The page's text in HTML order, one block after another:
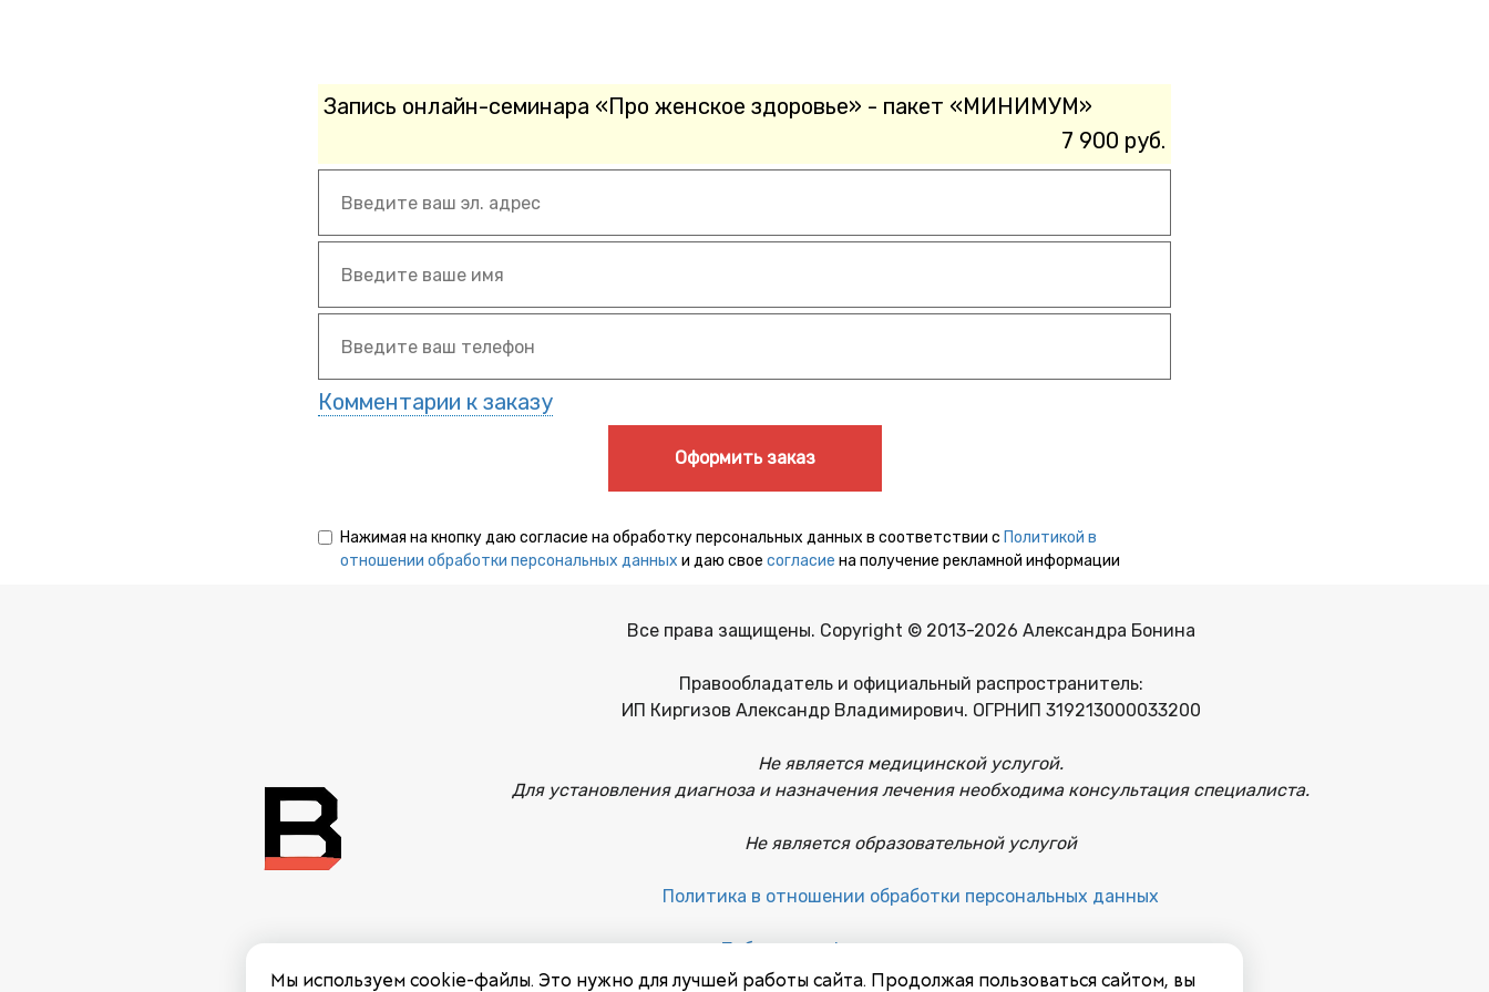
Запись онлайн-семинара «Про женское здоровье» - пакет «МИНИМУМ»
7 900 руб.
Комментарии к заказу
Оформить заказ
Нажимая на кнопку даю согласие на обработку персональных данных в соответствии с Политикой в
отношении обработки персональных данных и даю свое согласие на получение рекламной информации
Все права защищены. Copyright © 2013-2026 Александра Бонина
Правообладатель и официальный распространитель:
ИП Киргизов Александр Владимирович. ОГРНИП 319213000033200
Не является медицинской услугой.
Для установления диагноза и назначения лечения необходима консультация специалиста.
Не является образовательной услугой
Политика в отношении обработки персональных данных
Публичная оферта на заключение договора
Мы используем cookie-файлы. Это нужно для лучшей работы сайта. Продолжая пользоваться сайтом, вы